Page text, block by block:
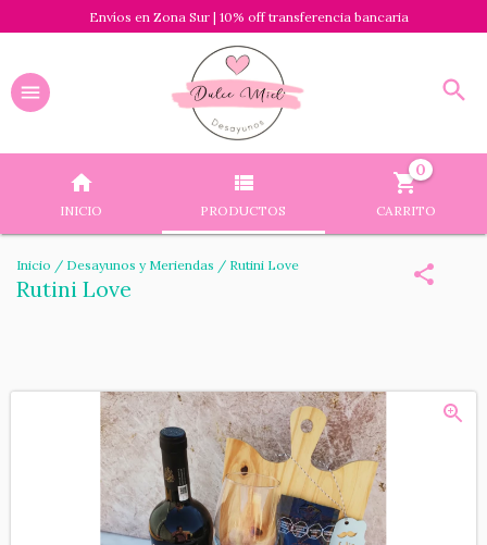
Envíos en Zona Sur | 10% off transferencia bancaria
INICIO PRODUCTOS CARRITO
0
Inicio / Desayunos y Meriendas / Rutini Love
Rutini Love